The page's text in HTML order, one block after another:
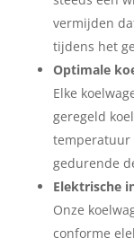
vermijden
tijdens het
Optimale
Elke
geregeld
temperatuur
gedurende
Elektrische
Onze
conforme